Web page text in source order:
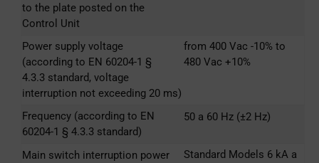
to the plate posted on the
Control Unit
Power supply voltage
(according to EN 60204-1 §
4.3.3 standard, voltage
interruption not exceeding 20 ms)
from 400 Vac -10% to
480 Vac +10%
Frequency (according to EN
60204-1 § 4.3.3 standard)
50 a 60 Hz (±2 Hz)
Main switch interruption power
Standard Models 6 kA a